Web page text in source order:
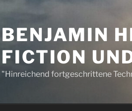
BENJAMIN
FICTION
"Hinreichend fortgeschrittene